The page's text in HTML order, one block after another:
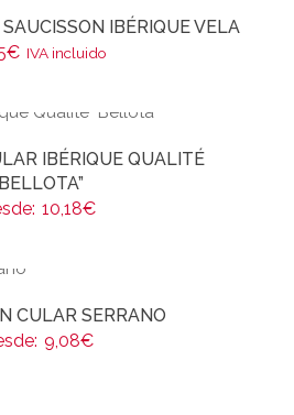
IBÉRIQUE VELA
€ IVA incluido
IBÉRIQUE QUALITÉ
10,18€
CULAR SERRANO
9,08€